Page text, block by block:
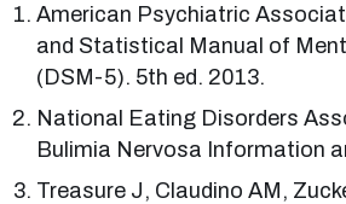
American Psychiatric
and Statistical Manual of
(DSM-5). 5th ed. 2013.
National Eating Disorders
Bulimia Nervosa Information
Treasure J, Claudino AM,